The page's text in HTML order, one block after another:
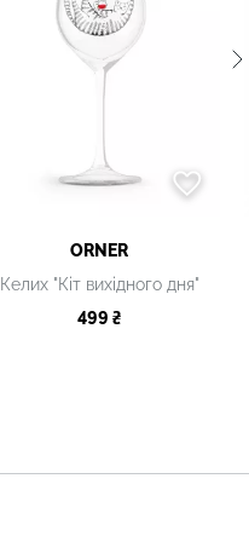
ORNER
Келих "Кіт вихідного дня"
499 ₴